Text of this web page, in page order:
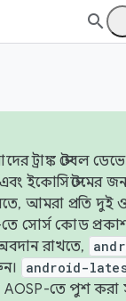
ট্রাঙ্ক স্টেবল
ইকোসিস্টেমের
আমরা প্রতি দুই ও
সোর্স কোড
রাখতে,
android-
AOSP-তে পুশ করা